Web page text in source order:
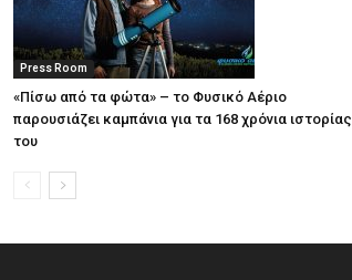
Press Room
«Πίσω από τα φώτα» – το Φυσικό Αέριο
παρουσιάζει καμπάνια για τα 168 χρόνια ιστορίας
του